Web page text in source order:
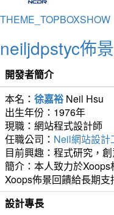
THEME_TOPBOXSHOW
neiljdpstyc佈
開發者簡介
本名： 徐嘉裕 Neil Hsu
出生年份：1976年
現職：網站程式設計師
任職公司： Neil網站設計
目前興趣：程式研究，創
簡介：本人致力於
Xoops佈景回饋給長期
設計專長